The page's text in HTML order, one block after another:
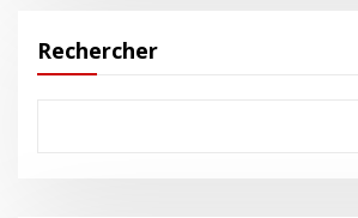
Rechercher